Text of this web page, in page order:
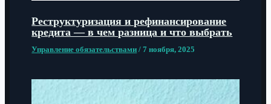
Реструктуризация и рефинансирование
кредита — в чем разница и что выбрать
Управление обязательствами /7 ноября, 2025